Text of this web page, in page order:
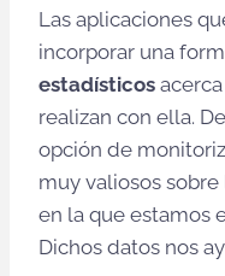
Las aplicaciones
incorporar una
estadísticos
realizan con ella.
opción de
muy valiosos
en la que estamos
Dichos datos nos